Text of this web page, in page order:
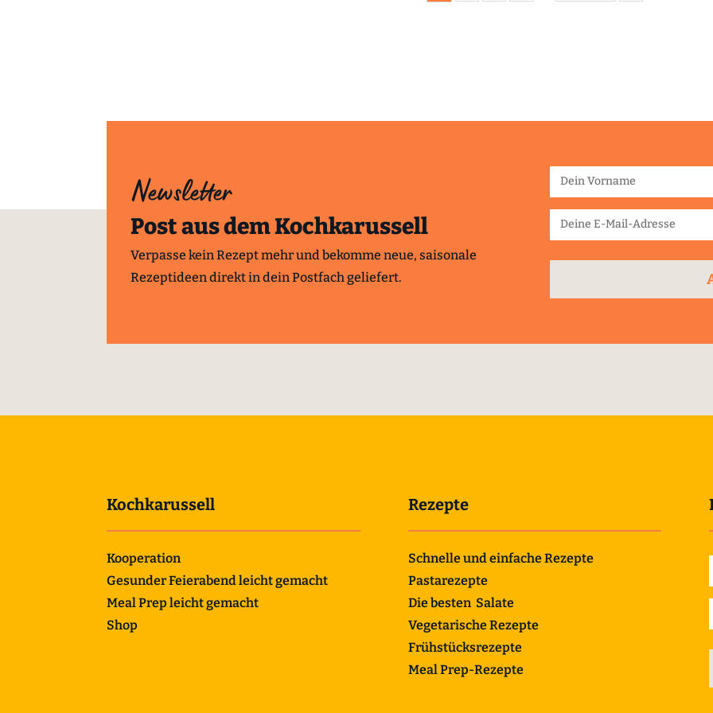
Newsletter
Post aus dem Kochkarussell
Verpasse kein Rezept mehr und bekomme neue, saisonale
Rezeptideen direkt in dein Postfach geliefert.
Kochkarussell
Kooperation
Gesunder Feierabend leicht gemacht
Meal Prep leicht gemacht
Shop
Rezepte
Schnelle und einfache Rezepte
Pastarezepte
Die besten Salate
Vegetarische Rezepte
Frühstücksrezepte
Meal Prep-Rezepte